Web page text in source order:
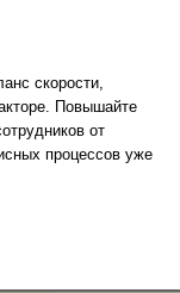
скорости,
Повышайте
от
процессов уже